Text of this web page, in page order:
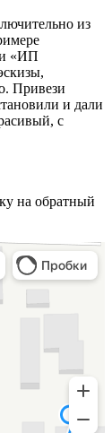
из
«ИП
Привези
и дали
с
на обратный